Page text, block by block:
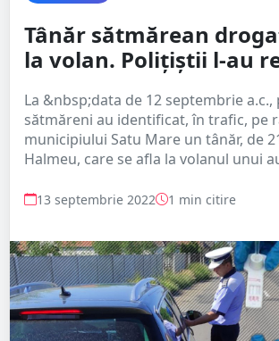
Tânăr sătmărean
la volan. Polițiștii l-au
La &nbsp;data de 12 septembrie
sătmăreni au identificat, în trafic, pe
municipiului Satu Mare un tânăr, de
Halmeu, care se afla la volanul unui
13 septembrie 2022 1 min citire